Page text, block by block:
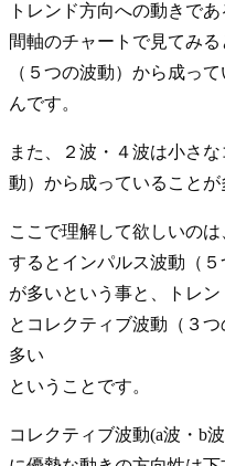
トレンド方向への動きで
間軸のチャートで見てみ
（５つの波動）から成っ
んです。
また、２波・４波は小さ
動）から成っていることが
ここで理解して欲しいの
するとインパルス波動（
が多いという事と、トレ
とコレクティブ波動（３
多い
ということです。
コレクティブ波動(a波・b